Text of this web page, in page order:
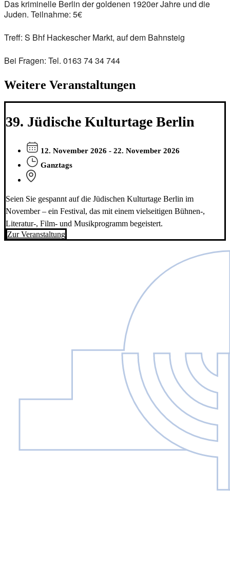
Das kriminelle Berlin der goldenen 1920er Jahre und die
Juden. Teilnahme: 5€
Treff: S Bhf Hackescher Markt, auf dem Bahnsteig
Bei Fragen: Tel. 0163 74 34 744
Weitere Veranstaltungen
39. Jüdische Kulturtage Berlin
12. November 2026 - 22. November 2026
Ganztags
Seien Sie gespannt auf die Jüdischen Kulturtage Berlin im
November – ein Festival, das mit einem vielseitigen Bühnen-,
Literatur-, Film- und Musikprogramm begeistert.
Zur Veranstaltung